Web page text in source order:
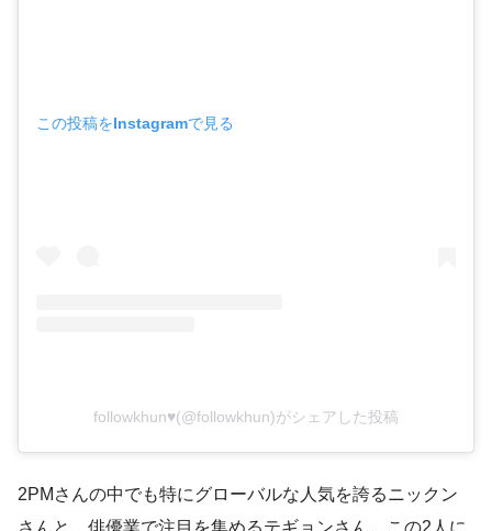
この投稿をInstagramで見る
followkhun♥(@followkhun)がシェアした投稿
2PMさんの中でも特にグローバルな人気を誇るニックン